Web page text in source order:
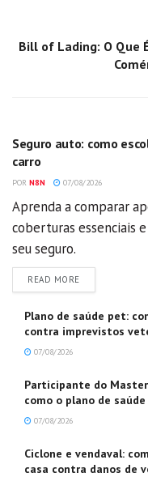
Bill of Lading: O Que
Seguro auto: como
carro
POR N8N 07/08/2026
Aprenda a comparar
coberturas essenciais
seu seguro.
READ MOREDETAILS
Plano de saúde pet:
contra imprevistos
07/08/2026
Participante do
como o plano de
07/08/2026
Ciclone e vendaval:
casa contra danos de